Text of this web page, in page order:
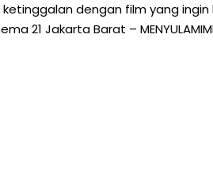
ketinggalan dengan film yang
21 Jakarta Barat –